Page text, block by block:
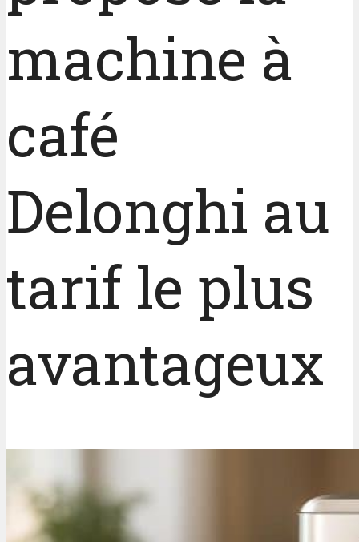
machine à
café
Delonghi au
tarif le plus
avantageux